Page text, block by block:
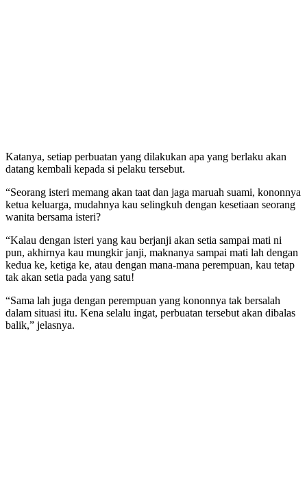
Katanya, setiap perbuatan yang dilakukan apa yang berlaku akan
datang kembali kepada si pelaku tersebut.
“Seorang isteri memang akan taat dan jaga maruah suami, kononnya
ketua keluarga, mudahnya kau selingkuh dengan kesetiaan seorang
wanita bersama isteri?
“Kalau dengan isteri yang kau berjanji akan setia sampai mati ni
pun, akhirnya kau mungkir janji, maknanya sampai mati lah dengan
kedua ke, ketiga ke, atau dengan mana-mana perempuan, kau tetap
tak akan setia pada yang satu!
“Sama lah juga dengan perempuan yang kononnya tak bersalah
dalam situasi itu. Kena selalu ingat, perbuatan tersebut akan dibalas
balik,” jelasnya.